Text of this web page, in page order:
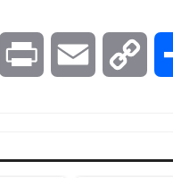
LinkedInPrint Email